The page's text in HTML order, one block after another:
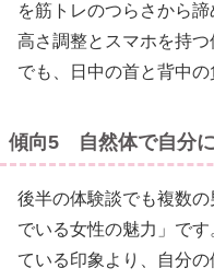
を筋トレのつらさから
高さ調整とスマホを持
でも、日中の首と背中の
傾向5 自然体で自分
後半の体験談でも複数
でいる女性の魅力」で
ている印象より、自分